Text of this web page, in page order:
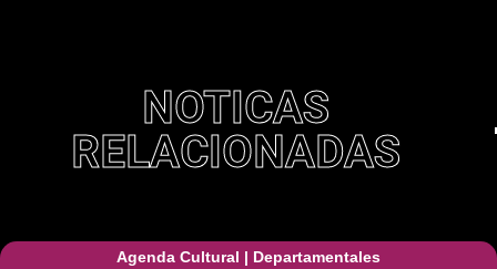
NOTICAS
RELACIONADAS
Agenda Cultural | Departamentales